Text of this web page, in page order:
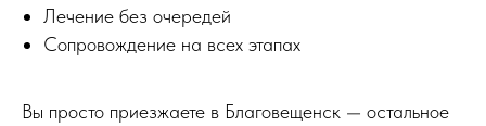
Лечение без очередей
Сопровождение на всех этапах
Вы просто приезжаете в Благовещенск — остальное